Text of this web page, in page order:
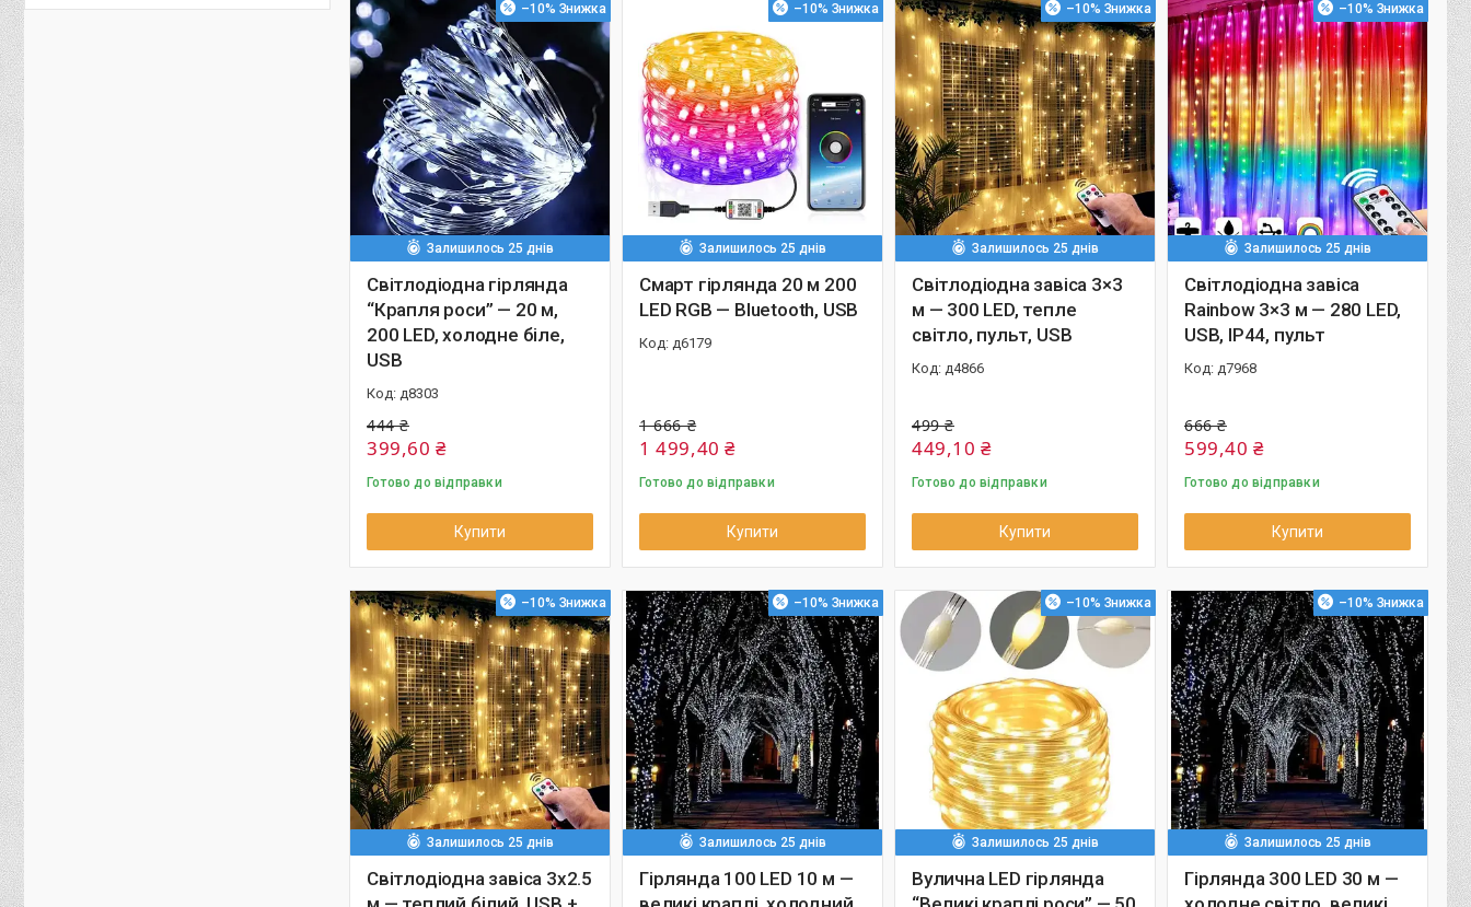
–10%
Залишилось 25 днів
Світлодіодна гірлянда
“Крапля роси” — 20 м,
200 LED, холодне біле,
USB
д8303
444 ₴
399,60 ₴
Готово до відправки
Купити
–10%
Залишилось 25 днів
Смарт гірлянда 20 м 200
LED RGB — Bluetooth, USB
д6179
1 666 ₴
1 499,40 ₴
Готово до відправки
Купити
–10%
Залишилось 25 днів
Світлодіодна завіса 3×3
м — 300 LED, тепле
світло, пульт, USB
д4866
499 ₴
449,10 ₴
Готово до відправки
Купити
–10%
Залишилось 25 днів
Світлодіодна завіса
Rainbow 3×3 м — 280 LED,
USB, IP44, пульт
д7968
666 ₴
599,40 ₴
Готово до відправки
Купити
–10%
Залишилось 25 днів
Світлодіодна завіса 3x2.5
–10%
Залишилось 25 днів
Гірлянда 100 LED 10 м —
–10%
Залишилось 25 днів
Вулична LED гірлянда
–10%
Залишилось 25 днів
Гірлянда 300 LED 30 м —